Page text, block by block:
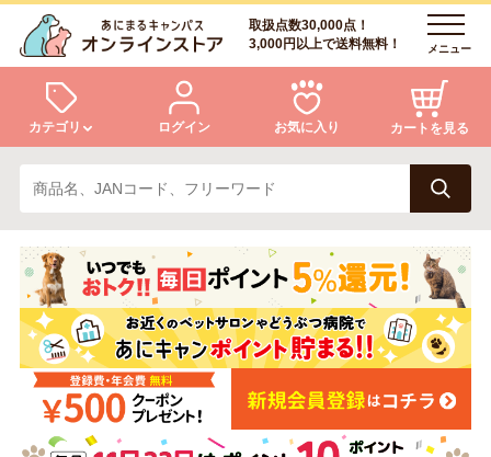
取扱点数30,000点！
3,000円以上で送料無料！
メニュー
カテゴリ
犬 猫
小動物・鳥 アクア・爬虫類・昆虫
ドッグフード キャットフード
ログイン お気に入り カートを見る
ログイン
会員登録
あにまるキャンパスについて
アフターサービス
商品リクエスト